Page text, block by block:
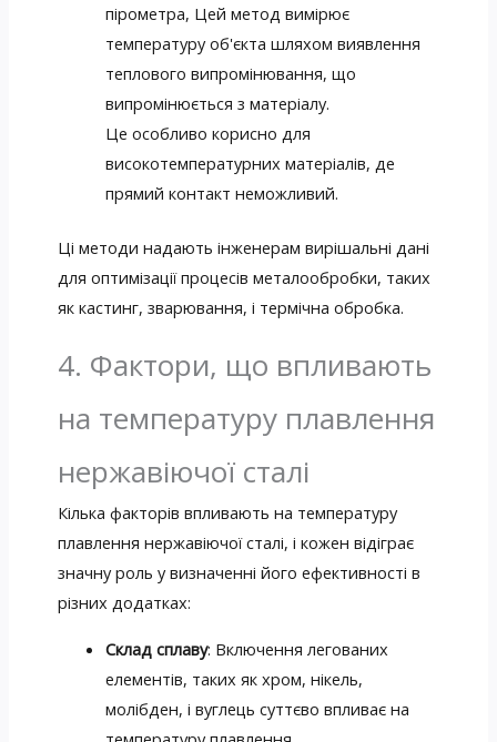
пірометра, Цей метод вимірює
температуру об'єкта шляхом виявлення
теплового випромінювання, що
випромінюється з матеріалу.
Це особливо корисно для
високотемпературних матеріалів, де
прямий контакт неможливий.
Ці методи надають інженерам вирішальні дані
для оптимізації процесів металообробки, таких
як кастинг, зварювання, і термічна обробка.
4. Фактори, що впливають
на температуру плавлення
нержавіючої сталі
Кілька факторів впливають на температуру
плавлення нержавіючої сталі, і кожен відіграє
значну роль у визначенні його ефективності в
різних додатках:
Склад сплаву: Включення легованих
елементів, таких як хром, нікель,
молібден, і вуглець суттєво впливає на